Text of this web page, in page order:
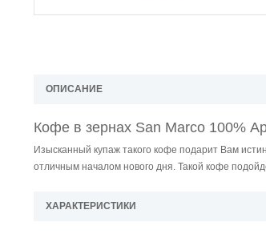
ОПИСАНИЕ
Кофе в зернах San Marco 100%
Изысканный купаж такого кофе подарит Вам
отличным началом нового дня. Такой кофе
ХАРАКТЕРИСТИКИ